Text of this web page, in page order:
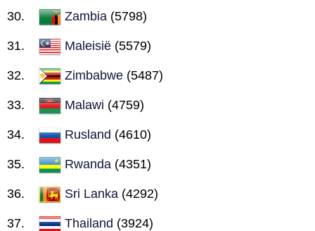
Zambia (5798)
Maleisië (5579)
Zimbabwe (5487)
Malawi (4759)
Rusland (4610)
Rwanda (4351)
Sri Lanka (4292)
Thailand (3924)